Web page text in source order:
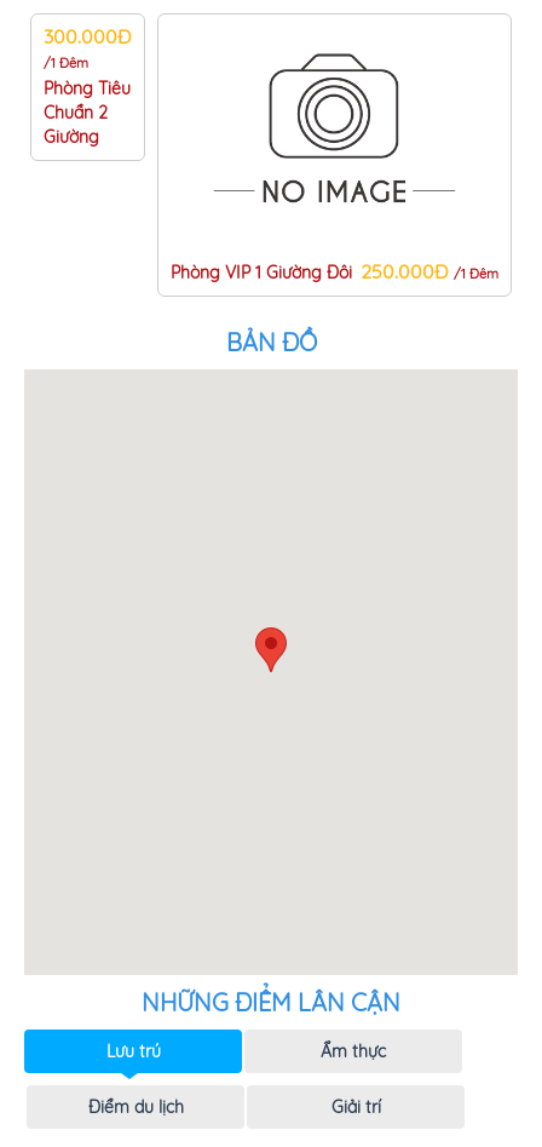
300.000Đ
/1 Đêm
Phòng Tiêu
Chuẩn 2
Giường
250.000Đ /1 Đêm
Phòng VIP 1 Giường Đôi
BẢN ĐỒ
NHỮNG ĐIỂM LÂN CẬN
Lưu trú Ẩm thực
Điểm du lịch Giải trí